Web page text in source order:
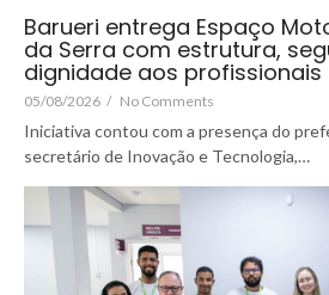
Barueri entrega Espaço
da Serra com estrutura,
dignidade aos profissionais
05/08/2026 / No Comments
Iniciativa contou com a presença do
secretário de Inovação e Tecnologia,…